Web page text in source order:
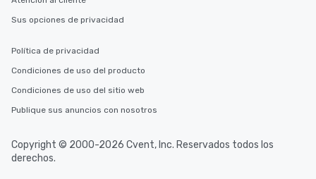
Sus opciones de privacidad
Política de privacidad
Condiciones de uso del producto
Condiciones de uso del sitio web
Publique sus anuncios con nosotros
Copyright © 2000-2026 Cvent, Inc. Reservados todos los
derechos.